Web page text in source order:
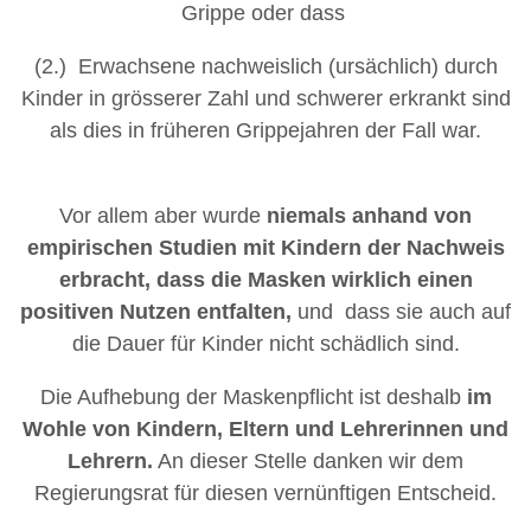
Grippe oder dass
(2.) Erwachsene nachweislich (ursächlich) durch
Kinder in grösserer Zahl und schwerer erkrankt sind
als dies in früheren Grippejahren der Fall war.
Vor allem aber wurde niemals anhand von
empirischen Studien mit Kindern der Nachweis
erbracht, dass die Masken wirklich einen
positiven Nutzen entfalten, und dass sie auch auf
die Dauer für Kinder nicht schädlich sind.
Die Aufhebung der Maskenpflicht ist deshalb im
Wohle von Kindern, Eltern und Lehrerinnen und
Lehrern. An dieser Stelle danken wir dem
Regierungsrat für diesen vernünftigen Entscheid.